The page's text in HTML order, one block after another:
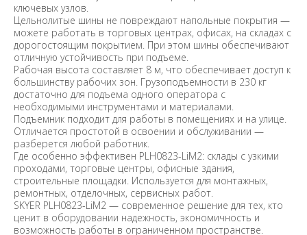
ключевых узлов.
Цельнолитые шины не повреждают напольные покрытия —
можете работать в торговых центрах, офисах, на складах с
дорогостоящим покрытием. При этом шины обеспечивают
отличную устойчивость при подъеме.
Рабочая высота составляет 8 м, что обеспечивает доступ к
большинству рабочих зон. Грузоподъемности в 230 кг
достаточно для подъема одного оператора с
необходимыми инструментами и материалами.
Подъемник подходит для работы в помещениях и на улице.
Отличается простотой в освоении и обслуживании —
разберется любой работник.
Где особенно эффективен PLH0823-LiM2: cклады с узкими
проходами, торговые центры, офисные здания,
строительные площадки. Используется для монтажных,
ремонтных, отделочных, сервисных работ.
SKYER PLH0823-LiM2 — современное решение для тех, кто
ценит в оборудовании надежность, экономичность и
возможность работы в ограниченном пространстве.